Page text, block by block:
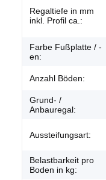
Regaltiefe in mm
inkl. Profil ca.:
Farbe Fußplatte / -
en:
Anzahl Böden:
Grund- /
Anbauregal:
Aussteifungsart:
Belastbarkeit pro
Boden in kg: